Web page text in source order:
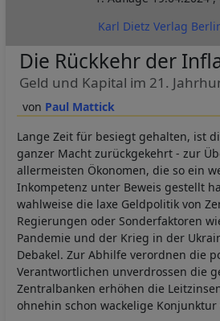
Karl Dietz Verlag
Paul Mattick
Die Rückkehr der
Geld und Kapital im 21.
Lange Zeit für besiegt gehalten, ist
ganzer Macht zurückgekehrt - zur
allermeisten Ökonomen, die so ein
Inkompetenz unter Beweis gestellt
wahlweise die laxe Geldpolitik von
Regierungen oder Sonderfaktoren
Pandemie und der Krieg in der
Debakel. Zur Abhilfe verordnen die
Verantwortlichen unverdrossen die
Zentralbanken erhöhen die
ohnehin schon wackelige